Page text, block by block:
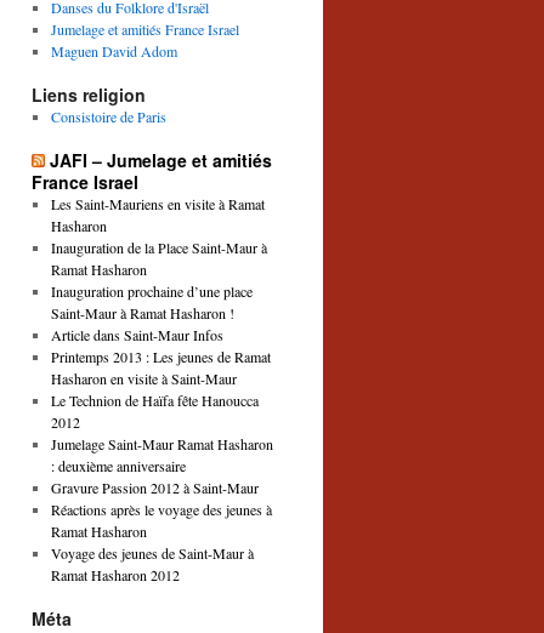
Danses du Folklore d'Israël
Jumelage et amitiés France Israel
Maguen David Adom
Liens religion
Consistoire de Paris
JAFI – Jumelage et amitiés
France Israel
Les Saint-Mauriens en visite à Ramat
Hasharon
Inauguration de la Place Saint-Maur à
Ramat Hasharon
Inauguration prochaine d’une place
Saint-Maur à Ramat Hasharon !
Article dans Saint-Maur Infos
Printemps 2013 : Les jeunes de Ramat
Hasharon en visite à Saint-Maur
Le Technion de Haïfa fête Hanoucca
2012
Jumelage Saint-Maur Ramat Hasharon
: deuxième anniversaire
Gravure Passion 2012 à Saint-Maur
Réactions après le voyage des jeunes à
Ramat Hasharon
Voyage des jeunes de Saint-Maur à
Ramat Hasharon 2012
Méta